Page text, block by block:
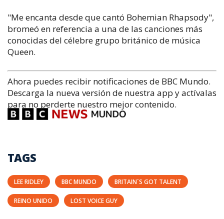
"Me encanta desde que cantó Bohemian Rhapsody",
bromeó en referencia a una de las canciones más
conocidas del célebre grupo británico de música
Queen.
Ahora puedes recibir notificaciones de BBC Mundo.
Descarga la nueva versión de nuestra app y actívalas
para no perderte nuestro mejor contenido.
TAGS
LEE RIDLEY BBC MUNDO BRITAIN´S GOT TALENT
REINO UNIDO LOST VOICE GUY